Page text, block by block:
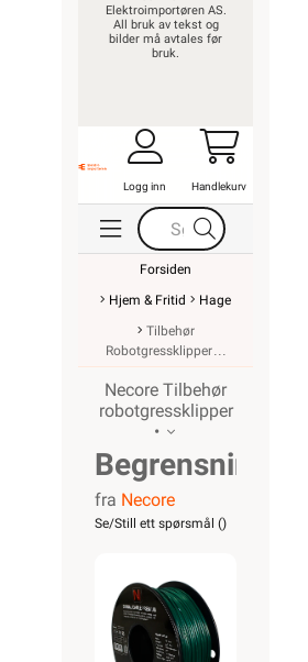
Elektroimportøren AS.
All bruk av tekst og
bilder må avtales før
bruk.
Logg inn Handlekurv
Forsiden
Hjem & Fritid
Hage
Tilbehør
Robotgressklipper
Necore Tilbehør
robotgressklipper
•
for
100m
fra Necore
Se/Still ett spørsmål ()